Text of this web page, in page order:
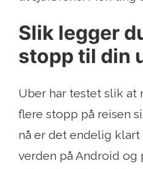
Slik legger
stopp til din
Uber har testet slik at
flere stopp på reisen
nå er det endelig
verden på Android og